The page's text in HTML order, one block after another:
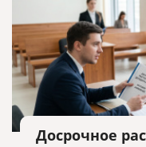
Досрочное